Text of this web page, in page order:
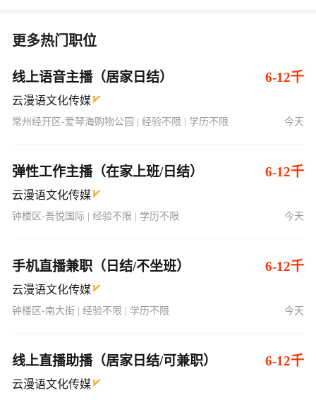
云漫语文化传媒
常州经开区-爱琴海购物公园 | 经验不限 | 学历不限 今天
弹性工作主播（在家上班/日结） 6-12千
钟楼区-吾悦国际 | 经验不限 | 学历不限 今天
手机直播兼职（日结/不坐班） 6-12千
钟楼区-南大街 | 经验不限 | 学历不限 今天
线上直播助播（居家日结/可兼职） 6-12千
天宁区-天宁吾悦 | 经验不限 | 学历不限 今天